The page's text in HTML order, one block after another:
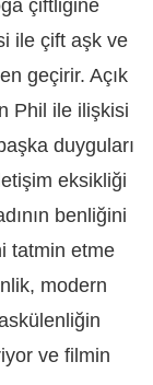
çiftliğine
ile çift aşk ve
geçirir. Açık
Phil ile ilişkisi
duyguları
eksikliği
benliğini
tatmin etme
modern
ve filmin